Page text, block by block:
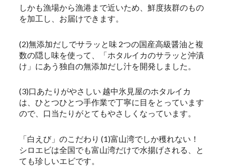
しかも漁場から漁港まで近いため、鮮度抜群のもの
を加工し、お届けできます。
(2)無添加だしでサラッと味 2つの国産高級醤油と複
数の隠し味を使って、「ホタルイカのサラッと沖漬
け」にあう独自の無添加だし汁を開発しました。
(3)口あたりがやさしい 越中氷見屋のホタルイカ
は、ひとつひとつ手作業で丁寧に目をとっています
ので、口当たりがとてもやさしくなっています。
「白えび」のこだわり (1)富山湾でしか穫れない！
シロエビは全国でも富山湾だけで水揚げされる、と
ても珍しいエビです。